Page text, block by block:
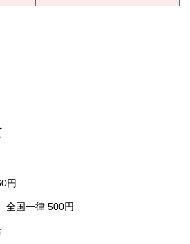
円
国一律 500円